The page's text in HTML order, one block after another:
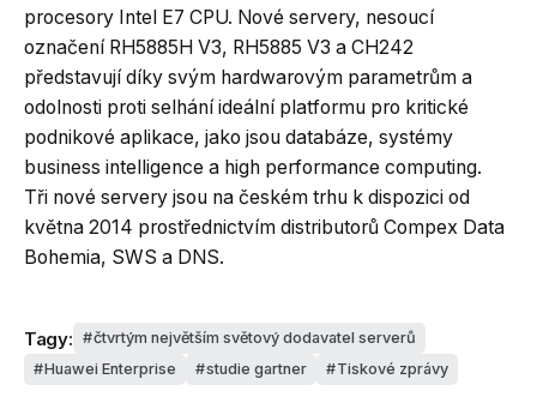
procesory Intel E7 CPU. Nové servery, nesoucí
označení RH5885H V3, RH5885 V3 a CH242
představují díky svým hardwarovým parametrům a
odolnosti proti selhání ideální platformu pro kritické
podnikové aplikace, jako jsou databáze, systémy
business intelligence a high performance computing.
Tři nové servery jsou na českém trhu k dispozici od
května 2014 prostřednictvím distributorů Compex Data
Bohemia, SWS a DNS.
Tagy:
čtvrtým největším světový dodavatel serverů
Huawei Enterprise
studie gartner Tiskové zprávy